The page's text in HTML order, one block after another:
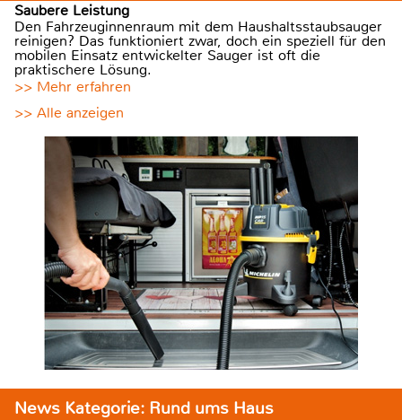
Saubere Leistung
Den Fahrzeuginnenraum mit dem Haushaltsstaubsauger
reinigen? Das funktioniert zwar, doch ein speziell für den
mobilen Einsatz entwickelter Sauger ist oft die
praktischere Lösung.
>> Mehr erfahren
>> Alle anzeigen
News Kategorie: Rund ums Haus